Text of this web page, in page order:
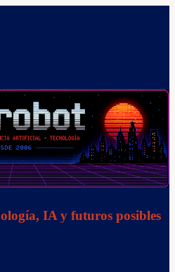
IA y futuros posibles